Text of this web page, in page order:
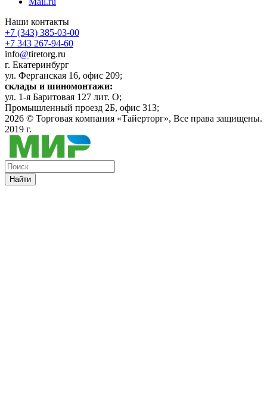
Наши контакты
+7 (343) 385-03-00
+7 343 267-94-60
info@tiretorg.ru
г. Екатеринбург
ул. Ферганская 16, офис 209;
склады и шиномонтажи:
ул. 1-я Баритовая 127 лит. О;
Промышленный проезд 2Б, офис 313;
2026 © Торговая компания «Тайерторг», Все права защищены.
2019 г.
Найти